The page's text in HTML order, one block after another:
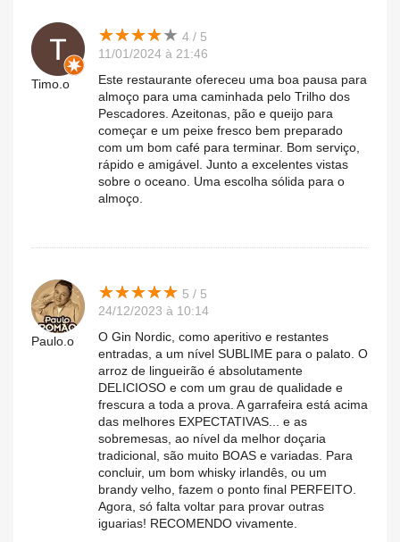
Timo.o
★★★★★
★★★★★ 4 / 5
11/01/2024 à 21:46
Este restaurante ofereceu uma boa pausa para
almoço para uma caminhada pelo Trilho dos
Pescadores. Azeitonas, pão e queijo para
começar e um peixe fresco bem preparado
com um bom café para terminar. Bom serviço,
rápido e amigável. Junto a excelentes vistas
sobre o oceano. Uma escolha sólida para o
almoço.
Paulo.o
★★★★★
★★★★★ 5 / 5
24/12/2023 à 10:14
O Gin Nordic, como aperitivo e restantes
entradas, a um nível SUBLIME para o palato. O
arroz de lingueirão é absolutamente
DELICIOSO e com um grau de qualidade e
frescura a toda a prova. A garrafeira está acima
das melhores EXPECTATIVAS... e as
sobremesas, ao nível da melhor doçaria
tradicional, são muito BOAS e variadas. Para
concluir, um bom whisky irlandês, ou um
brandy velho, fazem o ponto final PERFEITO.
Agora, só falta voltar para provar outras
iguarias! RECOMENDO vivamente.